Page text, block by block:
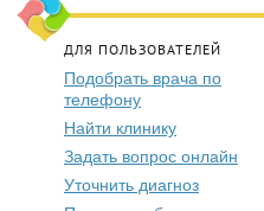
ДЛЯ ПОЛЬЗОВАТЕЛЕЙ
Подобрать врача по
телефону
Найти клинику
Задать вопрос онлайн
Уточнить диагноз